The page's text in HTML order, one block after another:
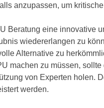
anzupassen, um
Beratung eine innovative
wiedererlangen zu
Alternative zu
machen zu müssen,
von Experten holen.
werden.